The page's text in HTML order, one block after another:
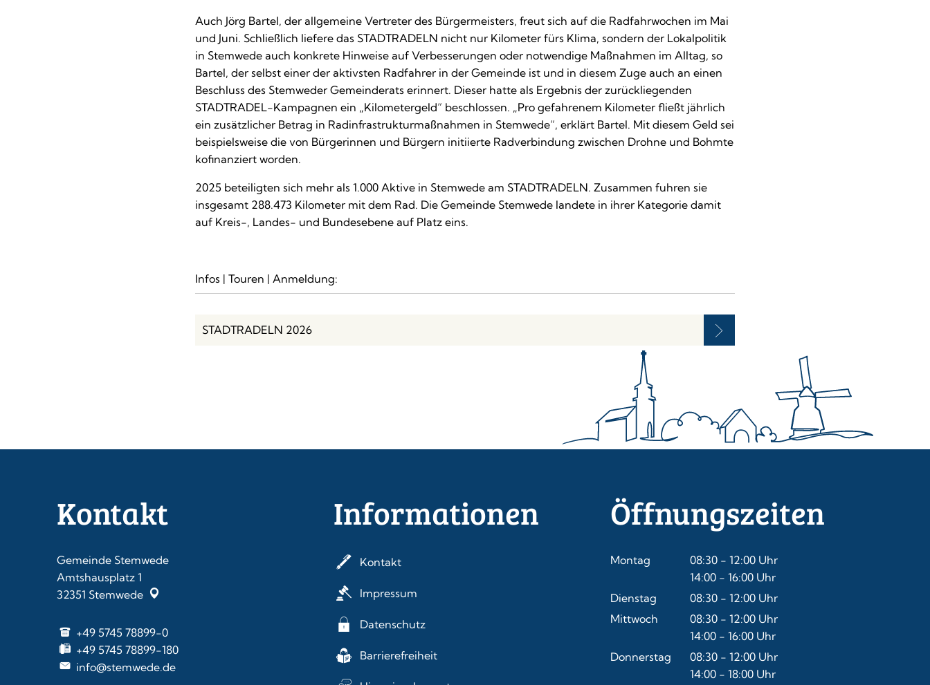
Auch Jörg Bartel, der allgemeine Vertreter des Bürgermeisters, freut sich auf die Radfahrwochen im Mai
und Juni. Schließlich liefere das STADTRADELN nicht nur Kilometer fürs Klima, sondern der Lokalpolitik
in Stemwede auch konkrete Hinweise auf Verbesserungen oder notwendige Maßnahmen im Alltag, so
Bartel, der selbst einer der aktivsten Radfahrer in der Gemeinde ist und in diesem Zuge auch an einen
Beschluss des Stemweder Gemeinderats erinnert. Dieser hatte als Ergebnis der zurückliegenden
STADTRADEL-Kampagnen ein „Kilometergeld“ beschlossen. „Pro gefahrenem Kilometer fließt jährlich
ein zusätzlicher Betrag in Radinfrastrukturmaßnahmen in Stemwede“, erklärt Bartel. Mit diesem Geld sei
beispielsweise die von Bürgerinnen und Bürgern initiierte Radverbindung zwischen Drohne und Bohmte
kofinanziert worden.
2025 beteiligten sich mehr als 1.000 Aktive in Stemwede am STADTRADELN. Zusammen fuhren sie
insgesamt 288.473 Kilometer mit dem Rad. Die Gemeinde Stemwede landete in ihrer Kategorie damit
auf Kreis-, Landes- und Bundesebene auf Platz eins.
Infos | Touren | Anmeldung:
STADTRADELN 2026
Kontakt
Gemeinde Stemwede
Amtshausplatz 1
32351 Stemwede
+49 5745 78899-0
+49 5745 78899-180
info@stemwede.de
Informationen
Kontakt
Impressum
Datenschutz
Barrierefreiheit
Öffnungszeiten
Montag 08:30 - 12:00 Uhr
Von 08:30 bis 12:00 Uhr
14:00 - 16:00 Uhr
Von 14:00 bis 16:00 Uhr
Dienstag 08:30 - 12:00 Uhr
Von 08:30 bis 12:00 Uhr
Mittwoch 08:30 - 12:00 Uhr
Von 08:30 bis 12:00 Uhr
14:00 - 16:00 Uhr
Von 14:00 bis 16:00 Uhr
Donnerstag 08:30 - 12:00 Uhr
Von 08:30 bis 12:00 Uhr
14:00 - 18:00 Uhr